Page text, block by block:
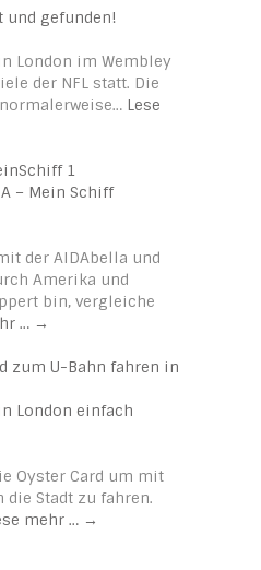
und gefunden!
London im Wembley
der NFL statt. Die
Lese
– Mein Schiff
der AIDAbella und
Amerika und
bin, vergleiche
… →
London einfach
Oyster Card um mit
die Stadt zu fahren.
mehr … →